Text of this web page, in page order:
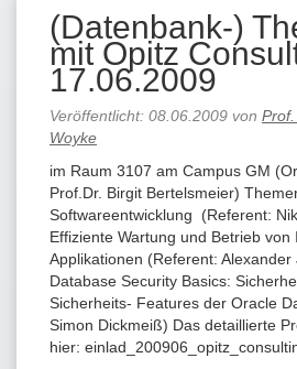
(Datenbank-)
mit Opitz
17.06.2009
Veröffentlicht: 08.06.2009 von
Woyke
im Raum 3107 am Campus GM
Prof.Dr. Birgit Bertelsmeier)
Softwareentwicklung (Referent:
Effiziente Wartung und Betrieb von
Applikationen (Referent:
Database Security Basics:
Sicherheits- Features der Oracle
Simon Dickmeiß) Das detaillierte
hier: